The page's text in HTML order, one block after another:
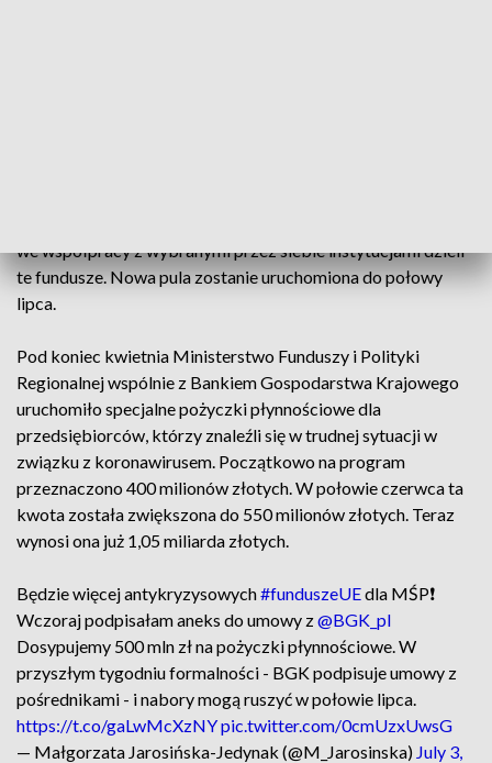
we współpracy z wybranymi przez siebie instytucjami dzieli
te fundusze. Nowa pula zostanie uruchomiona do połowy
lipca.
Pod koniec kwietnia Ministerstwo Funduszy i Polityki
Regionalnej wspólnie z Bankiem Gospodarstwa Krajowego
uruchomiło specjalne pożyczki płynnościowe dla
przedsiębiorców, którzy znaleźli się w trudnej sytuacji w
związku z koronawirusem. Początkowo na program
przeznaczono 400 milionów złotych. W połowie czerwca ta
kwota została zwiększona do 550 milionów złotych. Teraz
wynosi ona już 1,05 miliarda złotych.
Będzie więcej antykryzysowych#funduszeUEdla MŚP❗️
Wczoraj podpisałam aneks do umowy z@BGK_pl
Dosypujemy 500 mln zł na pożyczki płynnościowe. W
przyszłym tygodniu formalności - BGK podpisuje umowy z
pośrednikami - i nabory mogą ruszyć w połowie lipca.
https://t.co/gaLwMcXzNYpic.twitter.com/0cmUzxUwsG
— Małgorzata Jarosińska-Jedynak (@M_Jarosinska) July 3,